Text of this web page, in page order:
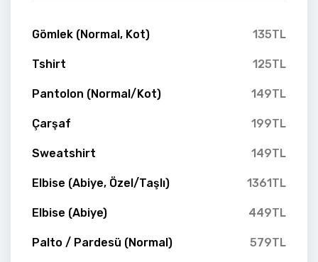
Gömlek (Normal, Kot) 135TL
Tshirt 125TL
Pantolon (Normal/Kot) 149TL
Çarşaf 199TL
Sweatshirt 149TL
Elbise (Abiye, Özel/Taşlı) 1361TL
Elbise (Abiye) 449TL
Palto / Pardesü (Normal) 579TL